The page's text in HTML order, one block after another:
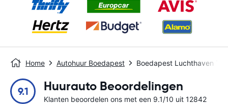
Home Autohuur Boedapest Boedapest Luchthaven
9.1 Huurauto Beoordelingen
Klanten beoordelen ons met een 9.1/10 uit 12842